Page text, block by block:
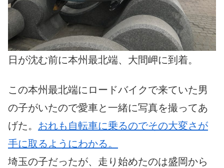
日が沈む前に本州最北端、大間岬に到着。
この本州最北端にロードバイクで来ていた男
の子がいたので愛車と一緒に写真を撮ってあ
げた。 おれも自転車に乗るのでその大変さが
手に取るようにわかる。
埼玉の子だったが、走り始めたのは盛岡から